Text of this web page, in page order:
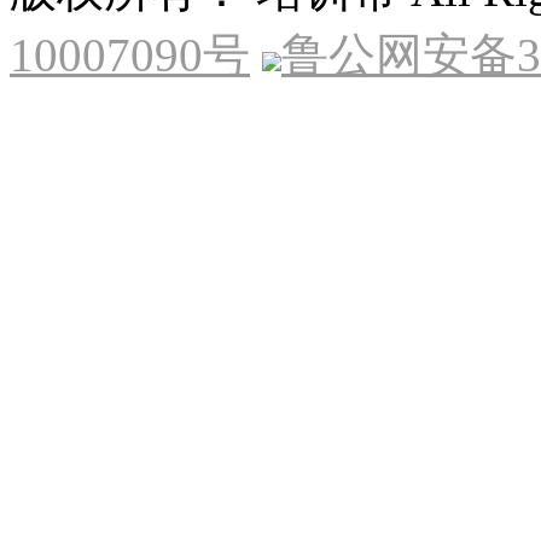
10007090号
鲁公网安备